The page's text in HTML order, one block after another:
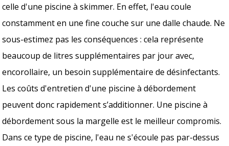
celle d'une piscine à skimmer. En effet, l'eau coule
constamment en une fine couche sur une dalle chaude. Ne
sous-estimez pas les conséquences : cela représente
beaucoup de litres supplémentaires par jour avec,
encorollaire, un besoin supplémentaire de désinfectants.
Les coûts d'entretien d'une piscine à débordement
peuvent donc rapidement s’additionner. Une piscine à
débordement sous la margelle est le meilleur compromis.
Dans ce type de piscine, l'eau ne s'écoule pas par-dessus